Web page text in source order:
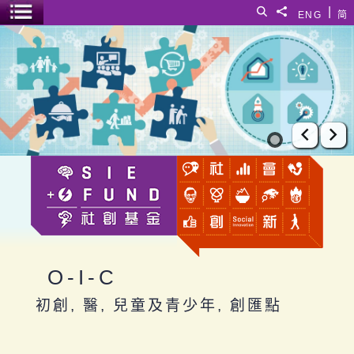
简
ENG
分享給
搜尋
選單開關
O-I-C
上一張
下
O-I-C
初創, 醫, 兒童及青少年, 創匯點